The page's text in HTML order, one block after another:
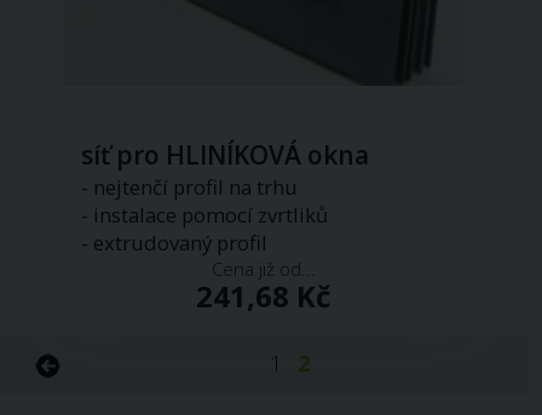
síť pro HLINÍKOVÁ okna
- nejtenčí profil na trhu
- instalace pomocí zvrtliků
- extrudovaný profil
Cena již od...
241,68 Kč
1 2